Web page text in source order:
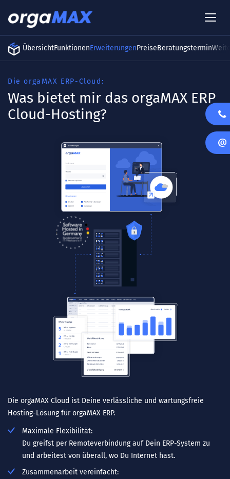
ÜbersichtFunktionenErweiterungenPreiseBeratungstermin
Die orgaMAX ERP-Cloud:
Was bietet mir das orgaMAX ERP
Cloud-Hosting?
Die orgaMAX Cloud ist Deine verlässliche und wartungsfreie
Hosting-Lösung für orgaMAX ERP.
Maximale Flexibilität:
Du greifst per Remoteverbindung auf Dein ERP-System zu
und arbeitest von überall, wo Du Internet hast.
Zusammenarbeit vereinfacht: